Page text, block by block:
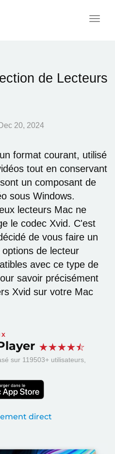
Toggle
de Lecteurs
Dec 20, 2024
format courant, utilisé
tout en conservant
un composant de
sous Windows.
lecteurs Mac ne
le codec Xvid. C'est
de vous faire un
de lecteur
avec ce type de
savoir précisément
Xvid sur votre Mac
sur 119503+ utilisateurs,
direct